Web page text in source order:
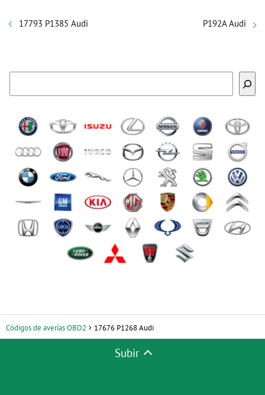
17793 P1385 Audi P192A Audi
Códigos de averías OBD2 17676 P1268 Audi
Subir